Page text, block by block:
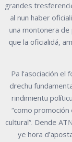
grandes
al nun haber
una montonera de
que la oficialidá,
Pa l’asociación el
drechu
rindimientu
“como
cultural”. Dende
ye hora